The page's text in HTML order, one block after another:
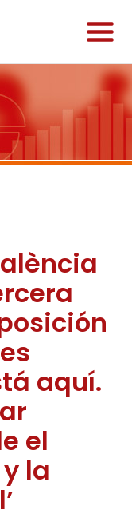
aquí.
el
la